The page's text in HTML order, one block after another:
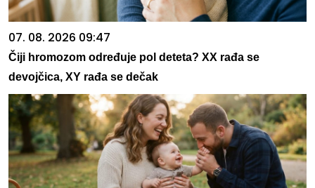
07. 08. 2026 09:47
Čiji hromozom određuje pol deteta? XX rađa se
devojčica, XY rađa se dečak